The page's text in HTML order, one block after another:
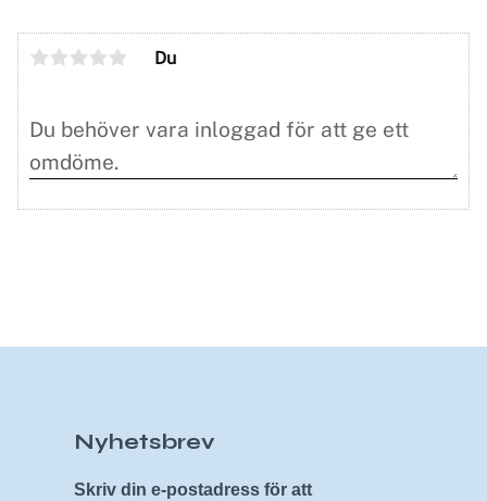
Du
Nyhetsbrev
Skriv din e-postadress för att